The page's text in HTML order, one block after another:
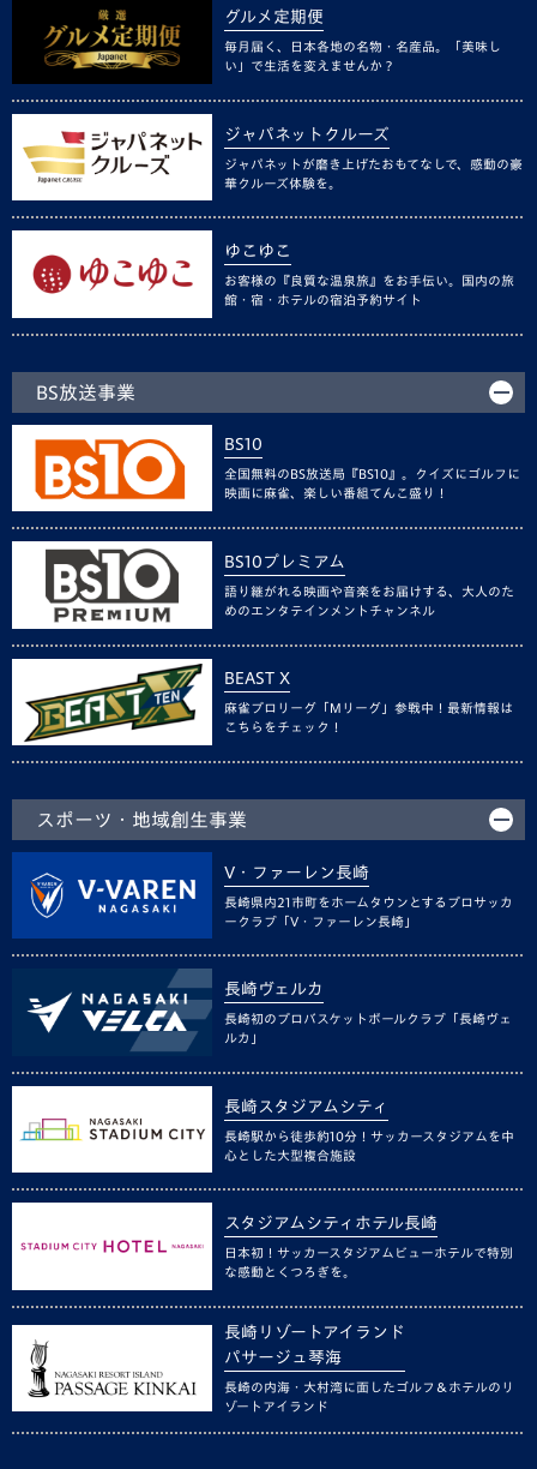
グルメ定期便
毎月届く、日本各地の名物・名産品。「美味し
い」で生活を変えませんか？
ジャパネットクルーズ
ジャパネットが磨き上げたおもてなしで、感動の豪
華クルーズ体験を。
ゆこゆこ
お客様の『良質な温泉旅』をお手伝い。国内の旅
館・宿・ホテルの宿泊予約サイト
BS放送事業
BS10
全国無料のBS放送局『BS10』。クイズにゴルフに
映画に麻雀、楽しい番組てんこ盛り！
BS10プレミアム
語り継がれる映画や音楽をお届けする、大人のた
めのエンタテインメントチャンネル
BEAST X
麻雀プロリーグ「Mリーグ」参戦中！最新情報は
こちらをチェック！
スポーツ・地域創生事業
V・ファーレン長崎
長崎県内21市町をホームタウンとするプロサッカ
ークラブ「V・ファーレン長崎」
長崎ヴェルカ
長崎初のプロバスケットボールクラブ「長崎ヴェ
ルカ」
長崎スタジアムシティ
長崎駅から徒歩約10分！サッカースタジアムを中
心とした大型複合施設
スタジアムシティホテル長崎
日本初！サッカースタジアムビューホテルで特別
な感動とくつろぎを。
長崎リゾートアイランド
パサージュ琴海
長崎の内海・大村湾に面したゴルフ＆ホテルのリ
ゾートアイランド